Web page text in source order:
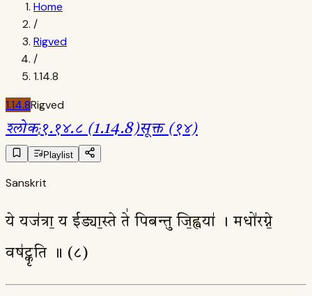
Home
/
Rigved
/
1.14.8
1.14.8Rigved
श्लोक:१.१४.८ (1.14.8)सूक्त (१४)
Playlist
Sanskrit
ये यज॑त्रा॒ य ईड्या॒स्ते ते॑ पिबन्तु जि॒ह्वया॑ । मधो॑रग्ने॒
वष॑ट्कृति ॥ (८)